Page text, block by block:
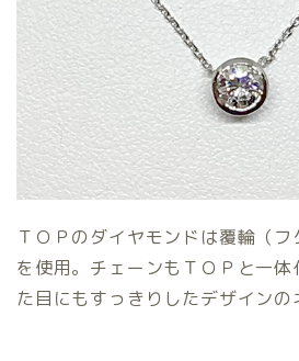
ＴＯＰのダイヤモンドは覆輪（
を使用。チェーンもＴＯＰと一
た目にもすっきりしたデザインの